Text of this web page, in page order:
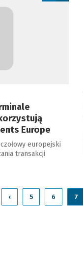
Europe
europejski
transakcji
‹ 5 6 7